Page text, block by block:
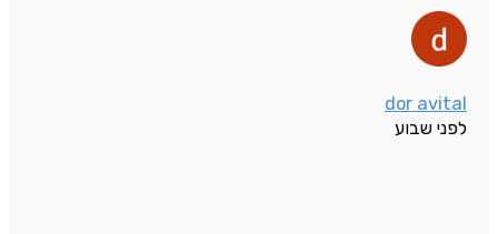
dor avital
לפני שבוע